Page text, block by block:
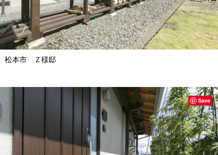
松本市 Ｚ様邸
Save